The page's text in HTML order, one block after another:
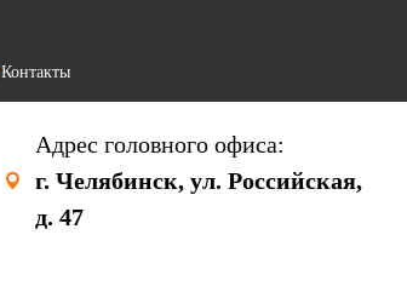
Контакты
Адрес головного офиса:
г. Челябинск, ул. Российская,
д. 47